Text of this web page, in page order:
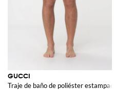
GUCCI
Traje de baño de poliéster estampado